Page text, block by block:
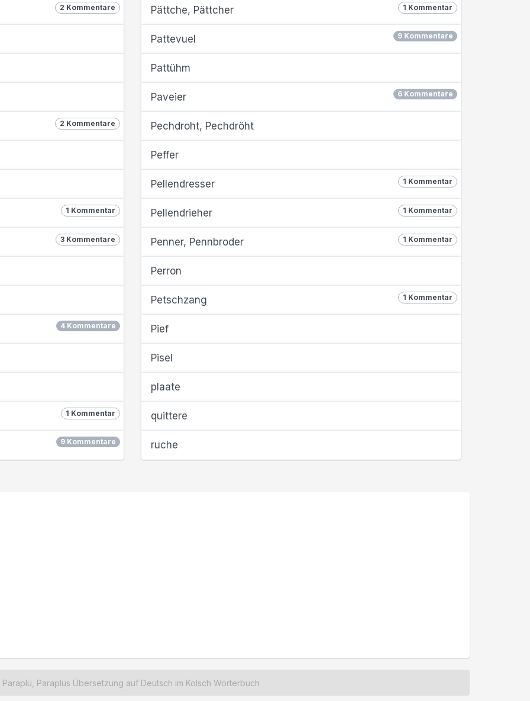
2 Kommentare
2 Kommentare
1 Kommentar
3 Kommentare
4 Kommentare
1 Kommentar
9 Kommentare
1 Kommentar
Pättche, Pättcher
9 Kommentare
Pattevuel
Pattühm
6 Kommentare
Paveier
Pechdroht, Pechdröht
Peffer
1 Kommentar
Pellendresser
1 Kommentar
Pellendrieher
1 Kommentar
Penner, Pennbroder
Perron
1 Kommentar
Petschzang
Pief
Pisel
plaate
quittere
ruche
Paraplü, Paraplüs Übersetzung auf Deutsch im Kölsch Wörterbuch